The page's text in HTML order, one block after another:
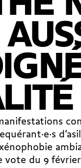
du 9 février